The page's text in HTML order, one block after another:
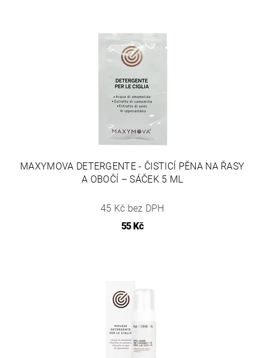
MAXYMOVA DETERGENTE - ČISTICÍ PĚNA NA ŘASY
A OBOČÍ – SÁČEK 5 ML
45 Kč bez DPH
55 Kč